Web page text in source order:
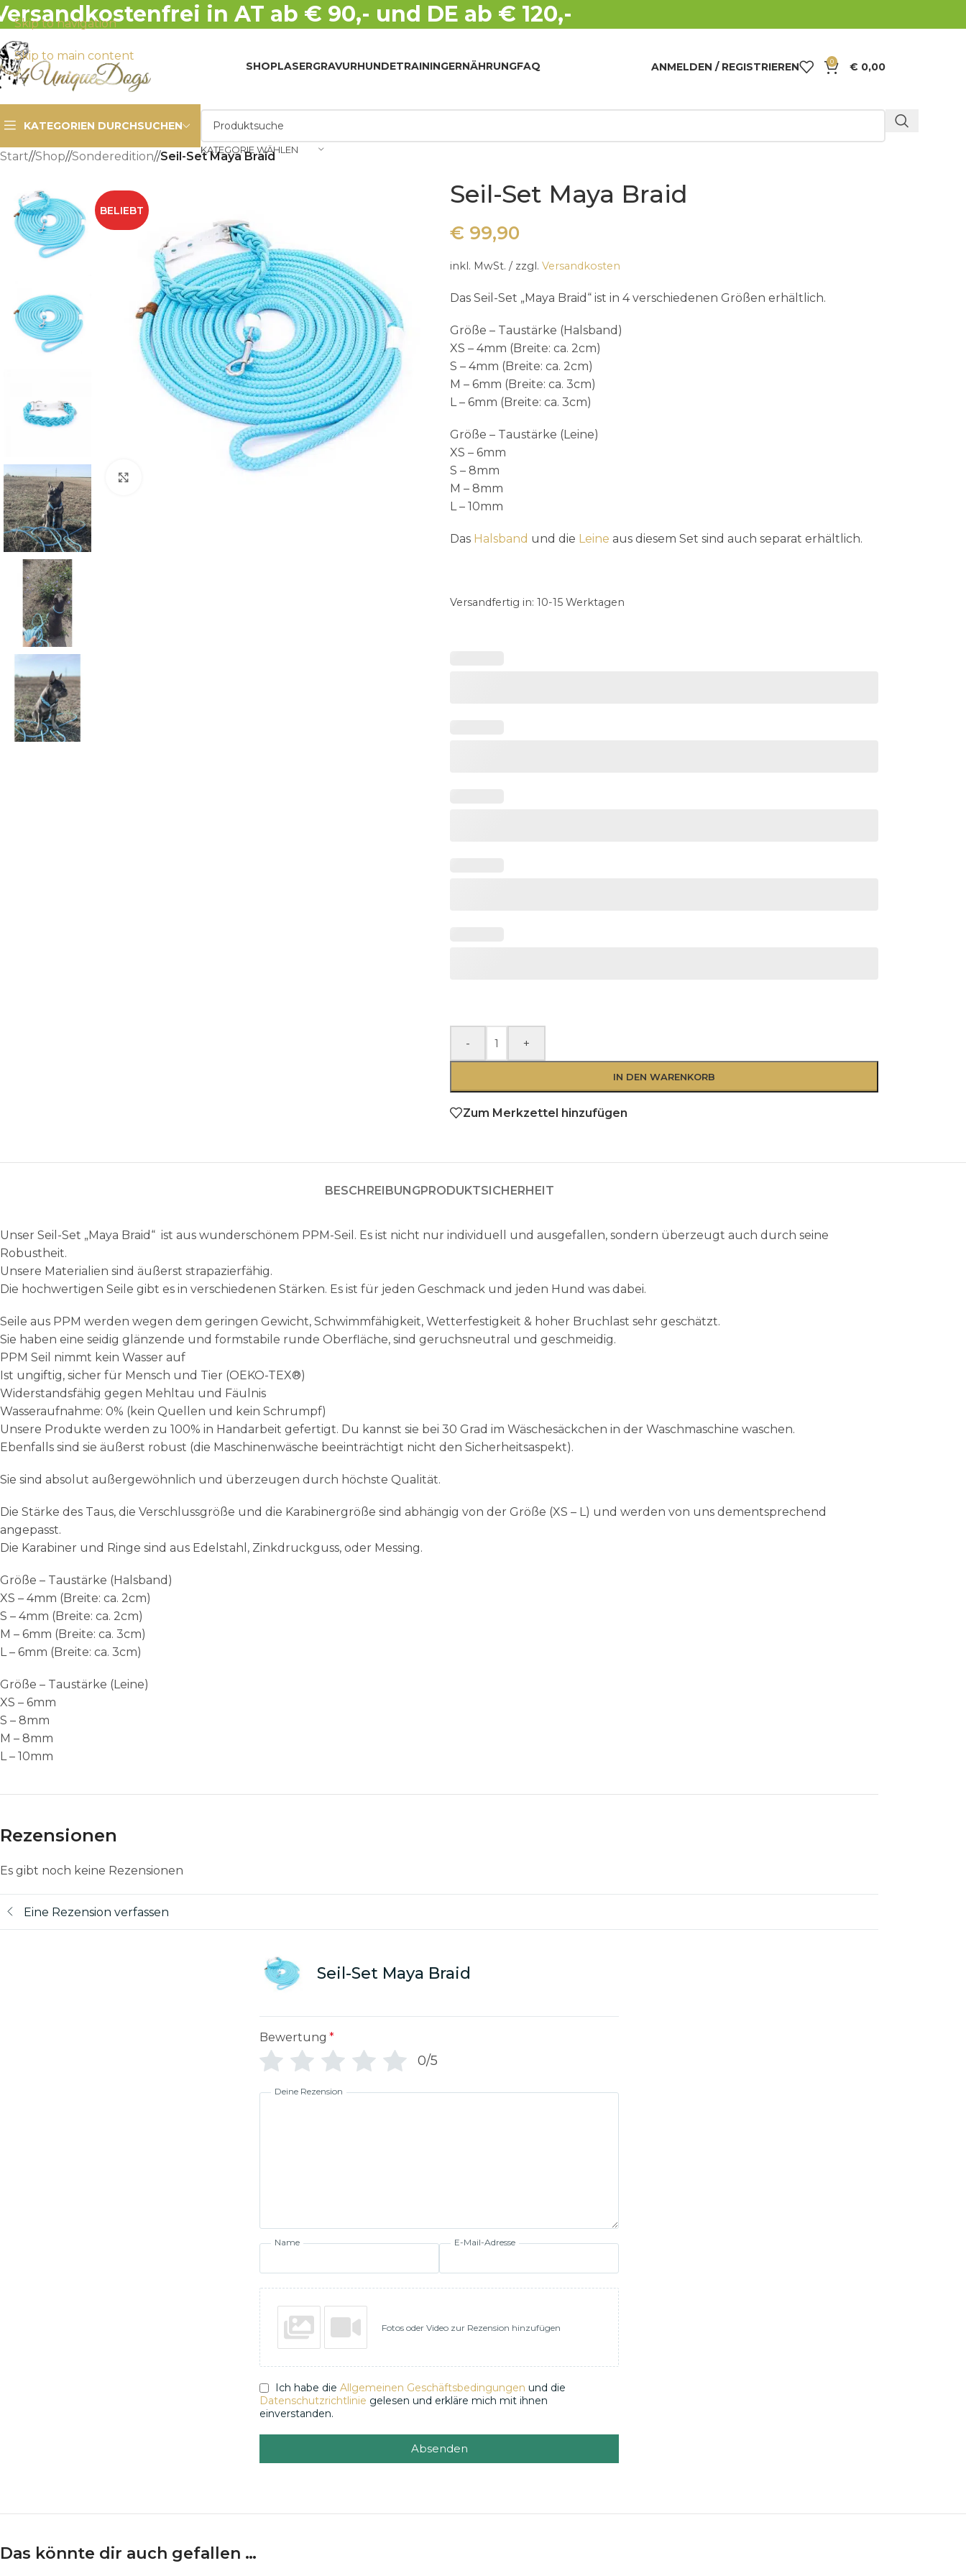
Skip to navigation
Skip to main content
in AT ab € 90,- und DE ab € 120,-
SHOPLASERGRAVURHUNDETRAININGERNÄHRUNGFAQ ANMELDEN / REGISTRIEREN 0 € 0,00
KATEGORIEN DURCHSUCHEN
KATEGORIE WÄHLEN
Start/ Shop/ Sonderedition/ Seil-Set Maya Braid
BELIEBT
Seil-Set Maya Braid
€ 99,90
inkl. MwSt. / zzgl. Versandkosten
Das Seil-Set „Maya Braid“ ist in 4 verschiedenen Größen erhältlich.
Größe – Taustärke (Halsband)
XS – 4mm (Breite: ca. 2cm)
S – 4mm (Breite: ca. 2cm)
M – 6mm (Breite: ca. 3cm)
L – 6mm (Breite: ca. 3cm)
Größe – Taustärke (Leine)
XS – 6mm
S – 8mm
M – 8mm
L – 10mm
Das Halsband und die Leine aus diesem Set sind auch separat erhältlich.
Versandfertig in: 10-15 Werktagen
- +
IN DEN WARENKORB
Zum Merkzettel hinzufügen
BESCHREIBUNGPRODUKTSICHERHEIT
Unser Seil-Set „Maya Braid“ ist aus wunderschönem PPM-Seil. Es ist nicht nur individuell und ausgefallen, sondern überzeugt auch durch seine
Robustheit.
Unsere Materialien sind äußerst strapazierfähig.
Die hochwertigen Seile gibt es in verschiedenen Stärken. Es ist für jeden Geschmack und jeden Hund was dabei.
Seile aus PPM werden wegen dem geringen Gewicht, Schwimmfähigkeit, Wetterfestigkeit & hoher Bruchlast sehr geschätzt.
Sie haben eine seidig glänzende und formstabile runde Oberfläche, sind geruchsneutral und geschmeidig.
PPM Seil nimmt kein Wasser auf
Ist ungiftig, sicher für Mensch und Tier (OEKO-TEX®)
Widerstandsfähig gegen Mehltau und Fäulnis
Wasseraufnahme: 0% (kein Quellen und kein Schrumpf)
Unsere Produkte werden zu 100% in Handarbeit gefertigt. Du kannst sie bei 30 Grad im Wäschesäckchen in der Waschmaschine waschen.
Ebenfalls sind sie äußerst robust (die Maschinenwäsche beeinträchtigt nicht den Sicherheitsaspekt).
Sie sind absolut außergewöhnlich und überzeugen durch höchste Qualität.
Die Stärke des Taus, die Verschlussgröße und die Karabinergröße sind abhängig von der Größe (XS – L) und werden von uns dementsprechend
angepasst.
Die Karabiner und Ringe sind aus Edelstahl, Zinkdruckguss, oder Messing.
Größe – Taustärke (Halsband)
XS – 4mm (Breite: ca. 2cm)
S – 4mm (Breite: ca. 2cm)
M – 6mm (Breite: ca. 3cm)
L – 6mm (Breite: ca. 3cm)
Größe – Taustärke (Leine)
XS – 6mm
S – 8mm
M – 8mm
L – 10mm
Rezensionen
Es gibt noch keine Rezensionen
Eine Rezension verfassen
Seil-Set Maya Braid
Bewertung *
0/5
Deine Rezension
Name E-Mail-Adresse
Fotos oder Video zur Rezension hinzufügen
Ich habe die Allgemeinen Geschäftsbedingungen und die
Datenschutzrichtlinie gelesen und erkläre mich mit ihnen
einverstanden.
Absenden
Das könnte dir auch gefallen …